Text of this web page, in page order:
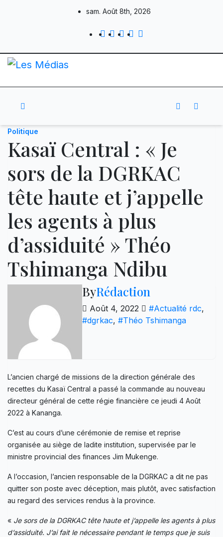
sam. Août 8th, 2026
Politique
Kasaï Central : « Je
sors de la DGRKAC
tête haute et j’appelle
les agents à plus
d’assiduité » Théo
Tshimanga Ndibu
ByRédaction
Août 4, 2022 #Actualité rdc,
#dgrkac, #Théo Tshimanga
L’ancien chargé de missions de la direction générale des
recettes du Kasaï Central a passé la commande au nouveau
directeur général de cette régie financière ce jeudi 4 Août
2022 à Kananga.
C’est au cours d’une cérémonie de remise et reprise
organisée au siège de ladite institution, supervisée par le
ministre provincial des finances Jim Mukenge.
A l’occasion, l’ancien responsable de la DGRKAC a dit ne pas
quitter son poste avec déception, mais plutôt, avec satisfaction
au regard des services rendus à la province.
« Je sors de la DGRKAC tête haute et j’appelle les agents à plus
d’assiduité. J’ai fait le nécessaire pendant le temps que je suis